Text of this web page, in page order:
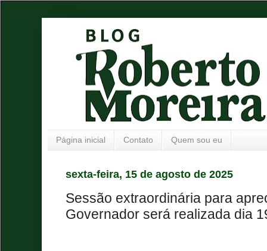
Página inicial Contato Quem sou eu
sexta-feira, 15 de agosto de 2025
Sessão extraordinária para
Governador será realizada dia